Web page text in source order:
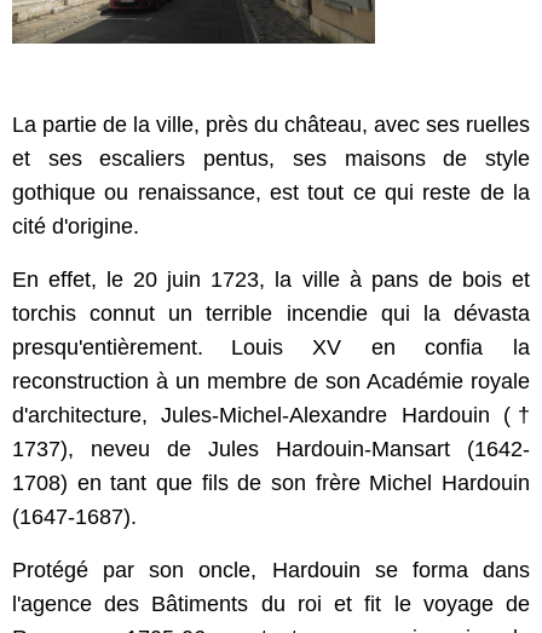
La partie de la ville, près du château, avec ses ruelles
et ses escaliers pentus, ses maisons de style
gothique ou renaissance, est tout ce qui reste de la
cité d'origine.
En effet, le 20 juin 1723, la ville à pans de bois et
torchis connut un terrible incendie qui la dévasta
presqu'entièrement.
Louis XV en confia la
reconstruction à un membre de son Académie royale
d'architecture, Jules-Michel-Alexandre Hardouin (†
1737), neveu de Jules Hardouin-Mansart (1642-
1708) en tant que fils de son frère Michel Hardouin
(1647-1687).
Protégé par son oncle, Hardouin se forma dans
l'agence des Bâtiments du roi et fit le voyage de